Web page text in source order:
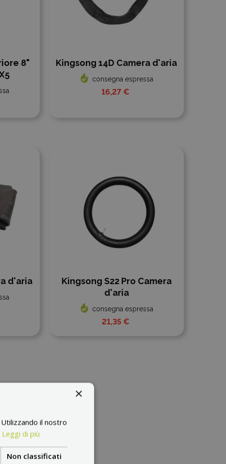
8"
Kingsong 14D Camera d'aria
consegna espressa
16,27 €
d'aria
Kingsong S22 Pro Camera
d'aria
consegna espressa
21,35 €
×
il nostro
Leggi di più
Non classificati